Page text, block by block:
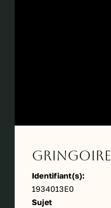
Gringoire
Identifiant(s):
1934013E0
Sujet